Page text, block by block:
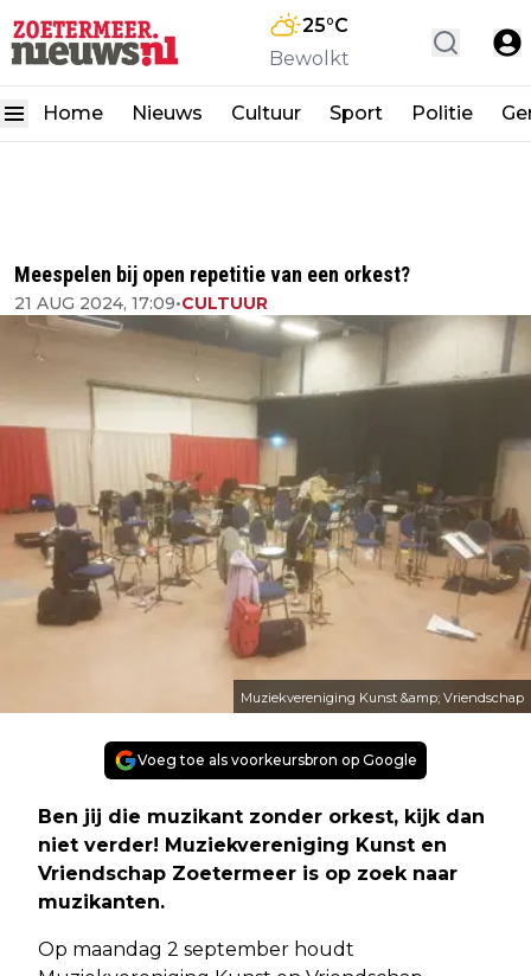
25°C
Bewolkt
Home Nieuws Cultuur Sport Politie
Meespelen bij open repetitie van een orkest?
21 AUG 2024, 17:09•CULTUUR
Muziekvereniging Kunst &amp; Vriendschap
Voeg toe als voorkeursbron op Google
Ben jij die muzikant zonder orkest, kijk dan
niet verder! Muziekvereniging Kunst en
Vriendschap Zoetermeer is op zoek naar
muzikanten.
Op maandag 2 september houdt